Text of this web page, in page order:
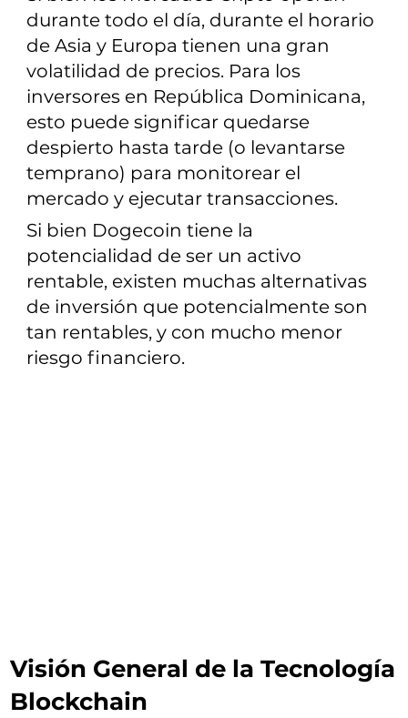
durante todo el día, durante el horario
de Asia y Europa tienen una gran
volatilidad de precios. Para los
inversores en República Dominicana,
esto puede significar quedarse
despierto hasta tarde (o levantarse
temprano) para monitorear el
mercado y ejecutar transacciones.
Si bien Dogecoin tiene la
potencialidad de ser un activo
rentable, existen muchas alternativas
de inversión que potencialmente son
tan rentables, y con mucho menor
riesgo financiero.
Visión General de la Tecnología
Blockchain